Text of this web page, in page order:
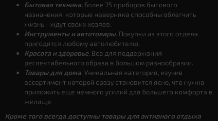
Бытовая техника. Более 75 приборов бытового
назначения, которые наверняка способны облегчить
жизнь - ждут своих хозяев.
Инструменты и автотовары. Покупки из этого отдела
пригодятся любому автолюбителю.
Красота и здоровье. Все для поддержания
респектабельного образа в большом разнообразии.
Товары для дома. Уникальная категория, изучив
ассортимент которой сразу становится ясно, что нужно
приложить еще немного усилий для большего комфорта в
жилище.
Кроме того всегда доступны товары для активного отдыха